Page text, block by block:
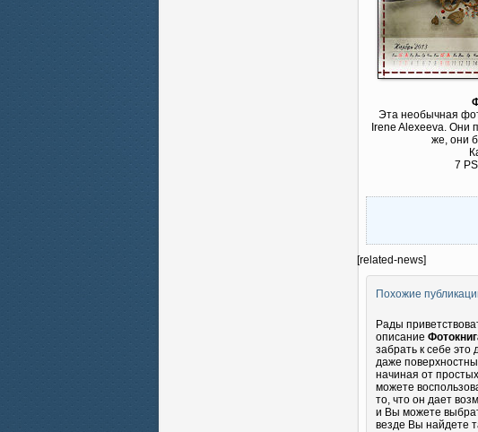
Эта необычная
Irene Alexeeva. Они
же, они
7
[related-news]
Похожие
Рады
описание
забрать к себе
даже
начиная от
можете
то, что он дает
и Вы можете
везде Вы найдете